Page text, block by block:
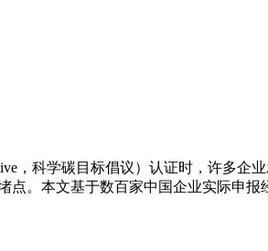
，科学碳目标倡议）认证时，许多企
。本文基于数百家中国企业实际申报